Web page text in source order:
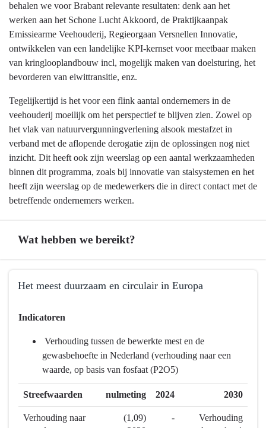
behalen we voor Brabant relevante resultaten: denk aan het
werken aan het Schone Lucht Akkoord, de Praktijkaanpak
Emissiearme Veehouderij, Regieorgaan Versnellen Innovatie,
ontwikkelen van een landelijke KPI-kernset voor meetbaar maken
van kringlooplandbouw incl, mogelijk maken van doelsturing, het
bevorderen van eiwittransitie, enz.
Tegelijkertijd is het voor een flink aantal ondernemers in de
veehouderij moeilijk om het perspectief te blijven zien. Zowel op
het vlak van natuurvergunningverlening alsook mestafzet in
verband met de aflopende derogatie zijn de oplossingen nog niet
inzicht. Dit heeft ook zijn weerslag op een aantal werkzaamheden
binnen dit programma, zoals bij innovatie van stalsystemen en het
heeft zijn weerslag op de medewerkers die in direct contact met de
betreffende ondernemers werken.
Wat hebben we bereikt?
voedsel
Het meest duurzaam en circulair in Europa
naar
Landbouw
voedsel
Indicatoren
Verhouding tussen de bewerkte mest en de
gewasbehoefte in Nederland (verhouding naar een
waarde, op basis van fosfaat (P2O5)
Streefwaarden nulmeting 2024 2030
Verhouding naar
(1,09)
-
Verhouding